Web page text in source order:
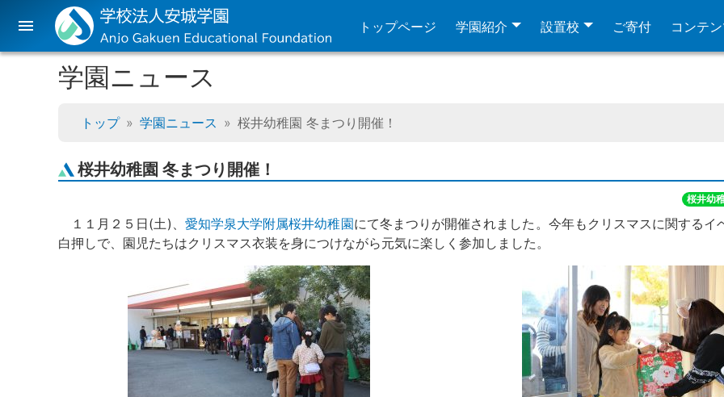
menu トップページ 学園紹介 設置校 ご寄付 コンテ
学園ニュース
トップ 学園ニュース 桜井幼稚園 冬まつり開催！
桜井幼稚園 冬まつり開催！
桜井幼
１１月２５日(土)、 愛知学泉大学附属桜井幼稚園にて冬まつりが開催されました。今年もクリスマスに関するイ
白押しで、園児たちはクリスマス衣装を身につけながら元気に楽しく参加しました。